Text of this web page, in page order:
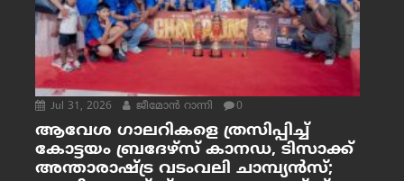
Jul 31, 2026 ജീമോന്‍ റാന്നി 0
ആവേശ ഗാലറികളെ ത്രസിപ്പിച്ച്
കോട്ടയം ബ്രദേഴ്‌സ് കാനഡ, ടിസാക്ക്
അന്താരാഷ്ട്ര വടംവലി ചാമ്പ്യന്‍സ്;